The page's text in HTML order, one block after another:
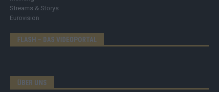
Streams & Storys
Eurovision
FLASH – DAS VIDEOPORTAL
ÜBER UNS